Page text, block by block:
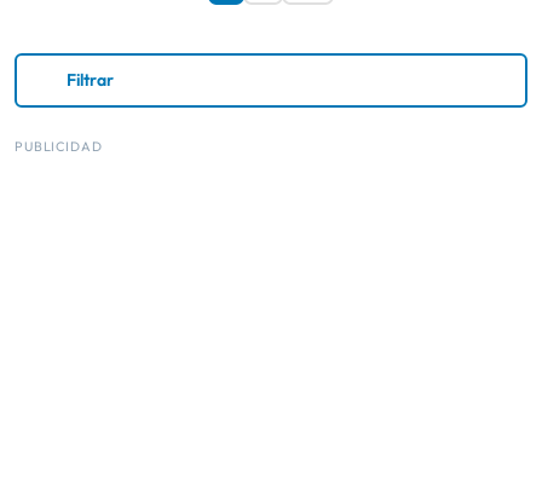
Filtrar
PUBLICIDAD